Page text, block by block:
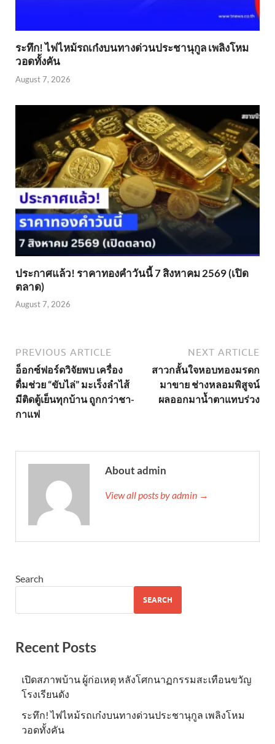
ระทึก! ไฟไหม้รถเก๋งบนทางด่วนประชานุกูล เพลิงโหม
วอดทั้งคัน
August 7, 2026
ประกาศแล้ว! ราคาทองคำวันนี้ 7 สิงหาคม 2569 (เปิด
ตลาด)
August 7, 2026
PREVIOUS ARTICLE
อ็อกซ์ฟอร์ดวิจัยพบ เครื่อง
ดื่มช่วย “ขับไล่” มะเร็งลำไส้
มีติดตู้เย็นทุกบ้าน ถูกกว่าชา-
กาแฟ
NEXT ARTICLE
สาวกลั้นใจหอบทองมรดก
มาขาย ช่างหลอมพิสูจน์
ผลออกมาน้ำตาแทบร่วง
About admin
View all posts by admin →
Search
SEARCH
Recent Posts
เปิดสภาพบ้าน ผู้ก่อเหตุ หลังโศกนาฏกรรมสะเทือนขวัญ
โรงเรียนดัง
ระทึก! ไฟไหม้รถเก๋งบนทางด่วนประชานุกูล เพลิงโหม
วอดทั้งคัน